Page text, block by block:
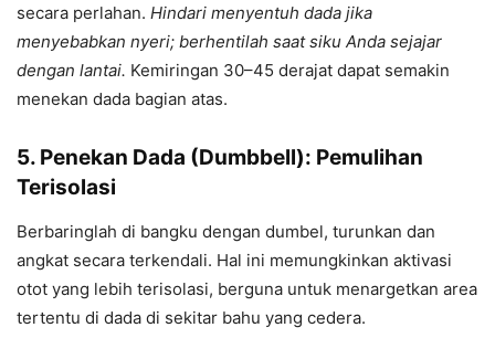
secara perlahan. Hindari menyentuh dada jika
menyebabkan nyeri; berhentilah saat siku Anda sejajar
dengan lantai. Kemiringan 30–45 derajat dapat semakin
menekan dada bagian atas.
5. Penekan Dada (Dumbbell): Pemulihan
Terisolasi
Berbaringlah di bangku dengan dumbel, turunkan dan
angkat secara terkendali. Hal ini memungkinkan aktivasi
otot yang lebih terisolasi, berguna untuk menargetkan area
tertentu di dada di sekitar bahu yang cedera.